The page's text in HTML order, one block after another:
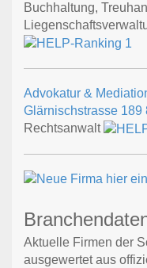
Buchhaltung,
Advokatur &
Glärnischstrasse 189
Rechtsanwalt
Aktuelle Firmen der
ausgewertet aus